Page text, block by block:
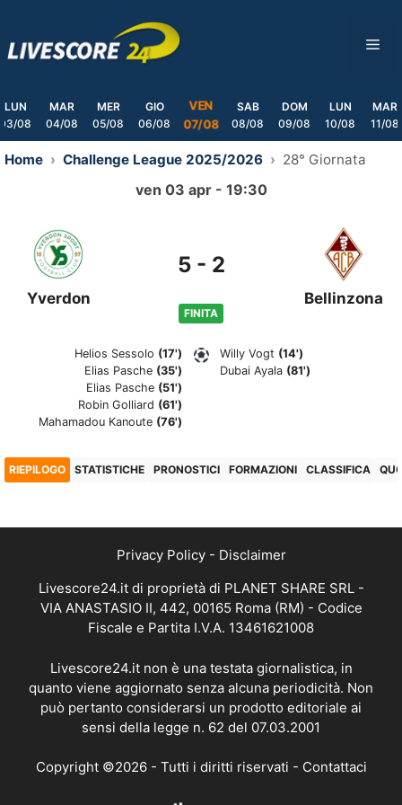
content
LUN
03/08
MAR
04/08
MER
05/08
GIO
06/08
VEN
07/08
SAB
08/08
DOM
09/08
LUN
10/08
MAR
11/08
Home Challenge League 2025/2026 28° Giornata
ven 03 apr - 19:30
Yverdon
5- 2
FINITA
Bellinzona
Helios Sessolo (17')
Elias Pasche (35')
Elias Pasche (51')
Robin Golliard (61')
Mahamadou Kanoute (76')
Willy Vogt (14')
Dubai Ayala (81')
RIEPILOGO STATISTICHE PRONOSTICI FORMAZIONI CLASSIFICA
Privacy Policy- Disclaimer
Livescore24.it di proprietà di PLANET SHARE SRL -
VIA ANASTASIO II, 442, 00165 Roma (RM) - Codice
Fiscale e Partita I.V.A. 13461621008
Livescore24.it non è una testata giornalistica, in
quanto viene aggiornato senza alcuna periodicità. Non
può pertanto considerarsi un prodotto editoriale ai
sensi della legge n. 62 del 07.03.2001
Copyright ©2026 - Tutti i diritti riservati - Contattaci